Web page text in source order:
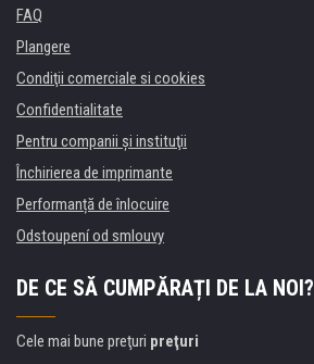
FAQ
Plangere
Condiţii comerciale si cookies
Confidentialitate
Pentru companii și instituţii
Închirierea de imprimante
Performanță de înlocuire
Odstoupení od smlouvy
DE CE SĂ CUMPĂRAȚI DE LA NOI?
Cele mai bune preţuri preţuri